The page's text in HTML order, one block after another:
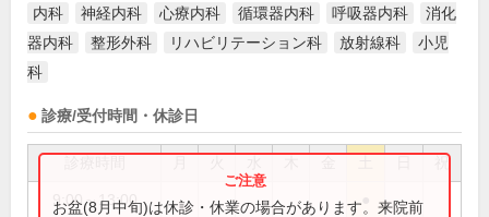
内科 神経内科 心療内科 循環器内科 呼吸器内科
消化
器内科
整形外科 リハビリテーション科 放射線科
小児
科
診療/受付時間・休診日
祝
9:00～13:00
お盆(8月中旬)は休診・休業の場合があります。来院前